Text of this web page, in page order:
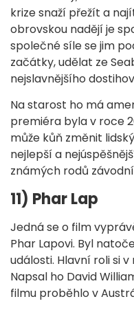
krize snaží přežít a
obrovskou nadějí je
společné síle se jim
začátky, udělat ze
nejslavnějšího
Na starost ho má
premiéra byla v roce
může kůň změnit
nejlepší a
známých rodů
11) Phar Lap
Jedná se o film
Phar Lapovi. Byl
události. Hlavní roli si
Napsal ho David
filmu proběhlo v